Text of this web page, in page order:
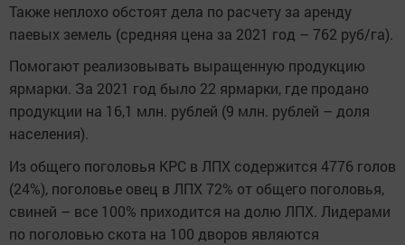
Также неплохо обстоят дела по расчету за аренду
паевых земель (средняя цена за 2021 год – 762 руб/га).
Помогают реализовывать выращенную продукцию
ярмарки. За 2021 год было 22 ярмарки, где продано
продукции на 16,1 млн. рублей (9 млн. рублей – доля
населения).
Из общего поголовья КРС в ЛПХ содержится 4776 голов
(24%), поголовье овец в ЛПХ 72% от общего поголовья,
свиней – все 100% приходится на долю ЛПХ. Лидерами
по поголовью скота на 100 дворов являются